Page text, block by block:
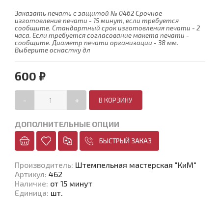
Заказать печать с защитой № 0462 Срочное
изготовление печати - 15 минут, если требуется
сообщите. Стандартный срок изготовления печати - 2
часа. Если требуется согласование макета печати -
сообщите. Диаметр печати организации - 38 мм.
Выберите оснастку дл
600 ₽
- +
ДОПОЛНИТЕЛЬНЫЕ ОПЦИИ
БЫСТРЫЙ ЗАКАЗ
Производитель: Штемпельная мастерская "КиМ"
Артикул: 462
Наличие: от 15 минут
Единица: шт.